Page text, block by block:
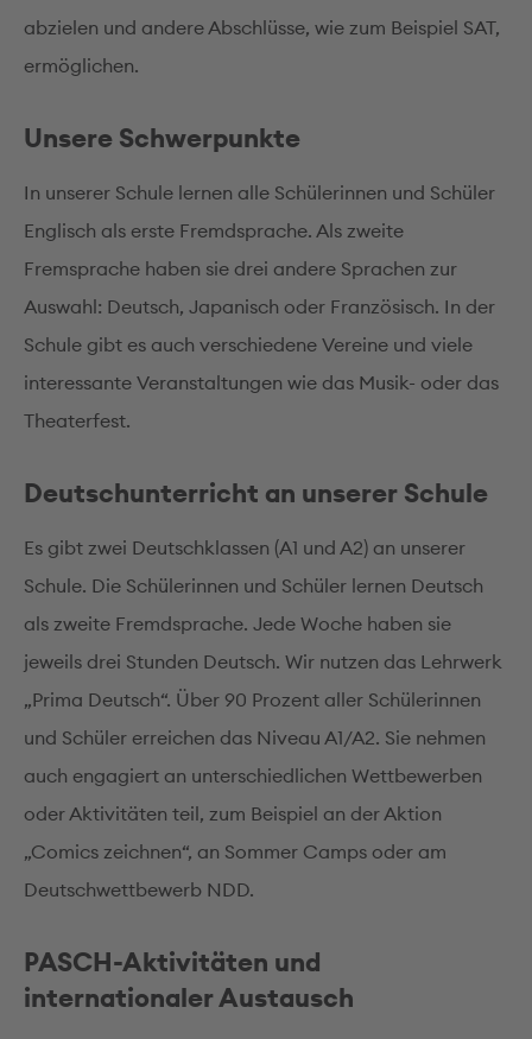
abzielen und andere Abschlüsse, wie zum Beispiel SAT,
ermöglichen.
Unsere Schwerpunkte
In unserer Schule lernen alle Schülerinnen und Schüler
Englisch als erste Fremdsprache. Als zweite
Fremsprache haben sie drei andere Sprachen zur
Auswahl: Deutsch, Japanisch oder Französisch. In der
Schule gibt es auch verschiedene Vereine und viele
interessante Veranstaltungen wie das Musik- oder das
Theaterfest.
Deutschunterricht an unserer Schule
Es gibt zwei Deutschklassen (A1 und A2) an unserer
Schule. Die Schülerinnen und Schüler lernen Deutsch
als zweite Fremdsprache. Jede Woche haben sie
jeweils drei Stunden Deutsch. Wir nutzen das Lehrwerk
„Prima Deutsch“. Über 90 Prozent aller Schülerinnen
und Schüler erreichen das Niveau A1/A2. Sie nehmen
auch engagiert an unterschiedlichen Wettbewerben
oder Aktivitäten teil, zum Beispiel an der Aktion
„Comics zeichnen“, an Sommer Camps oder am
Deutschwettbewerb NDD.
PASCH-Aktivitäten und
internationaler Austausch